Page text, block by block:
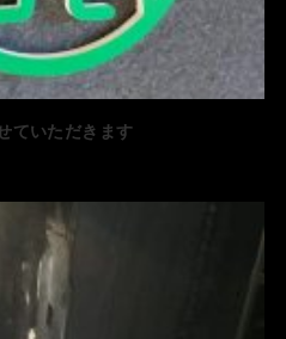
ていただきます